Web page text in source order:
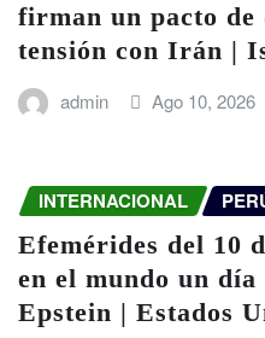
firman un pacto de
tensión con Irán |
admin Ago 10, 2026
INTERNACIONAL
Efemérides del 10
en el mundo un
Epstein | Estados